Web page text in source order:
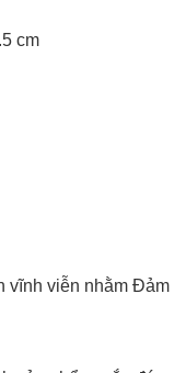
cm
vĩnh viễn nhằm Đảm